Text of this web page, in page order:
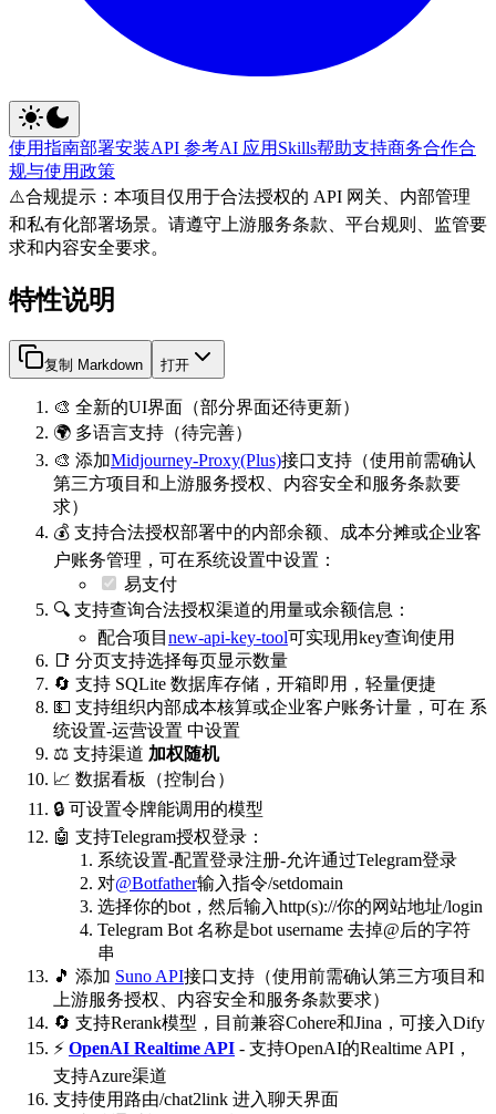
使用指南部署安装API 参考AI 应用 Skills帮助支持商务合作合
规与使用政策
⚠️合规提示：本项目仅用于合法授权的 API 网关、内部管理
和私有化部署场景。请遵守上游服务条款、平台规则、监管要
求和内容安全要求。
特性说明
复制 Markdown 打开
🎨 全新的UI界面（部分界面还待更新）
🌍 多语言支持（待完善）
🎨 添加Midjourney-Proxy(Plus)接口支持（使用前需确认
第三方项目和上游服务授权、内容安全和服务条款要
求）
💰 支持合法授权部署中的内部余额、成本分摊或企业客
户账务管理，可在系统设置中设置：
易支付
🔍 支持查询合法授权渠道的用量或余额信息：
配合项目 new-api-key-tool可实现用key查询使用
📑 分页支持选择每页显示数量
🔄 支持 SQLite 数据库存储，开箱即用，轻量便捷
💵 支持组织内部成本核算或企业客户账务计量，可在 系
统设置-运营设置 中设置
⚖️ 支持渠道 加权随机
📈 数据看板（控制台）
🔒 可设置令牌能调用的模型
🤖 支持Telegram授权登录：
系统设置-配置登录注册-允许通过Telegram登录
对@Botfather输入指令/setdomain
选择你的bot，然后输入http(s)://你的网站地址/login
Telegram Bot 名称是bot username 去掉@后的字符
串
🎵 添加 Suno API接口支持（使用前需确认第三方项目和
上游服务授权、内容安全和服务条款要求）
🔄 支持Rerank模型，目前兼容Cohere和Jina，可接入Dify
⚡ OpenAI Realtime API - 支持OpenAI的Realtime API，
支持Azure渠道
支持使用路由/chat2link 进入聊天界面